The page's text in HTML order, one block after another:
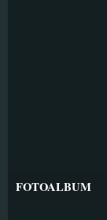
FOTOALBUM